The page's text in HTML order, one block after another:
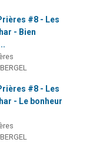
#8 - Les
- Bien
#8 - Les
- Le bonheur